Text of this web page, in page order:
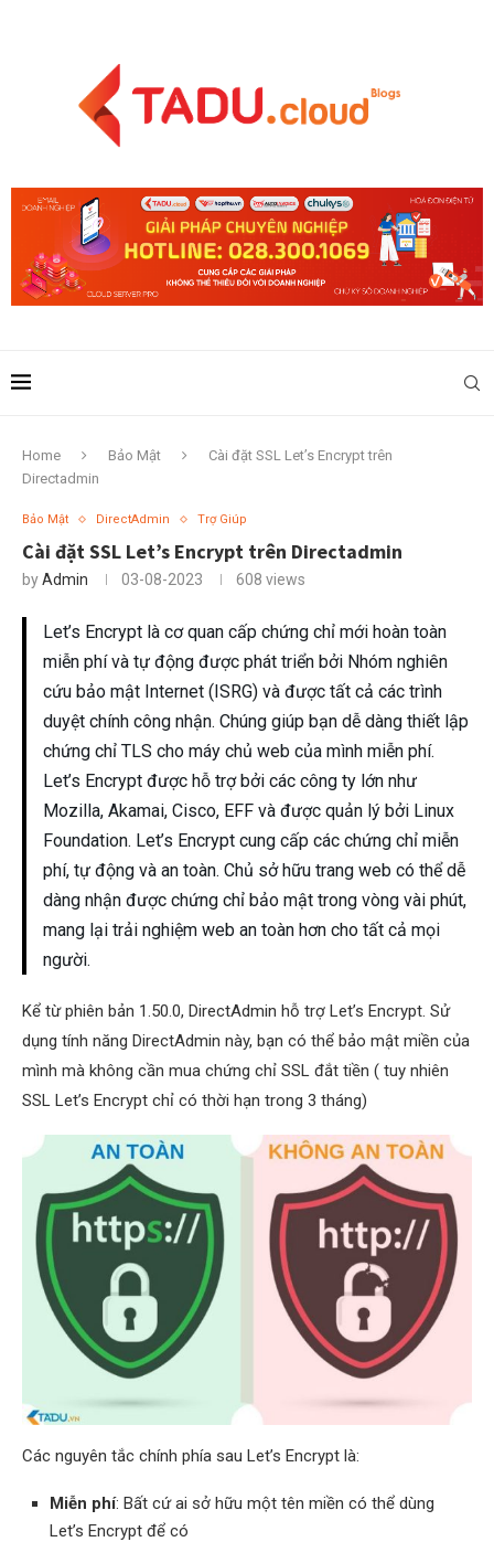
Home Bảo Mật
Cài đặt SSL Let’s Encrypt trên
Directadmin
Bảo Mật DirectAdmin Trợ Giúp
Cài đặt SSL Let’s Encrypt trên Directadmin
byAdmin 03-08-2023 608 views
Let’s Encrypt là cơ quan cấp chứng chỉ mới hoàn toàn
miễn phí và tự động được phát triển bởi Nhóm nghiên
cứu bảo mật Internet (ISRG) và được tất cả các trình
duyệt chính công nhận. Chúng giúp bạn dễ dàng thiết lập
chứng chỉ TLS cho máy chủ web của mình miễn phí.
Let’s Encrypt được hỗ trợ bởi các công ty lớn như
Mozilla, Akamai, Cisco, EFF và được quản lý bởi Linux
Foundation. Let’s Encrypt cung cấp các chứng chỉ miễn
phí, tự động và an toàn. Chủ sở hữu trang web có thể dễ
dàng nhận được chứng chỉ bảo mật trong vòng vài phút,
mang lại trải nghiệm web an toàn hơn cho tất cả mọi
người.
Kể từ phiên bản 1.50.0, DirectAdmin hỗ trợ Let’s Encrypt. Sử
dụng tính năng DirectAdmin này, bạn có thể bảo mật miền của
mình mà không cần mua chứng chỉ SSL đắt tiền ( tuy nhiên
SSL Let’s Encrypt chỉ có thời hạn trong 3 tháng)
Các nguyên tắc chính phía sau Let’s Encrypt là:
Miễn phí: Bất cứ ai sở hữu một tên miền có thể dùng
Let’s Encrypt để có